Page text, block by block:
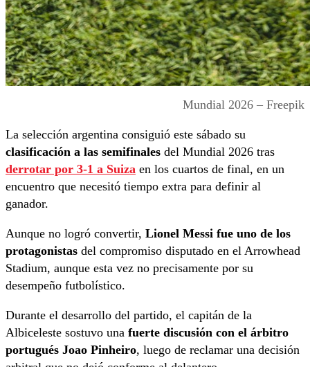
Mundial 2026 – Freepik
La selección argentina consiguió este sábado su
clasificación a las semifinales del Mundial 2026 tras
derrotar por 3-1 a Suiza en los cuartos de final, en un
encuentro que necesitó tiempo extra para definir al
ganador.
Aunque no logró convertir, Lionel Messi fue uno de los
protagonistas del compromiso disputado en el Arrowhead
Stadium, aunque esta vez no precisamente por su
desempeño futbolístico.
Durante el desarrollo del partido, el capitán de la
Albiceleste sostuvo una fuerte discusión con el árbitro
portugués Joao Pinheiro, luego de reclamar una decisión